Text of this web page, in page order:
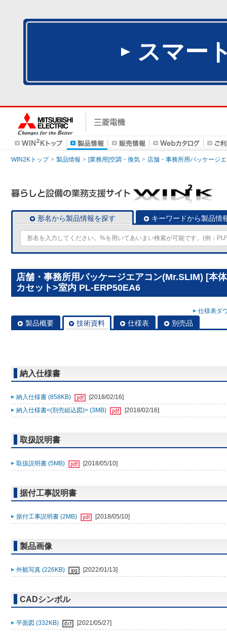
スマー
WIN2Kトップ 製品情報 [業務用]空調・換気 店舗・事務所用パッケージ
形名から製品情報を探す キーワードから製品情
店舗・事務所用パッケージエアコン(Mr.SLIM) [本
カセット>室内 PL-ERP50EA6
仕様表ダ
製品概要 技術資料 仕様表 別売品
納入仕様書
納入仕様書 (858KB)
[2018/02/16]
納入仕様書<(別売組込図)> (3MB)
[2018/02/16]
取扱説明書
取扱説明書 (5MB) [2018/05/10]
据付工事説明書
据付工事説明書 (2MB) [2018/05/10]
製品画像
外観写真 (226KB) [2022/01/13]
CADシンボル
平面図 (332KB)
[2021/05/27]